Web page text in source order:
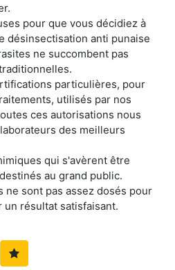
pour que vous décidiez à
désinsectisation anti punaise
ne succombent pas
particulières, pour
utilisés par nos
ces autorisations nous
des meilleurs
qui s'avèrent être
au grand public.
ne sont pas assez dosés pour
résultat satisfaisant.